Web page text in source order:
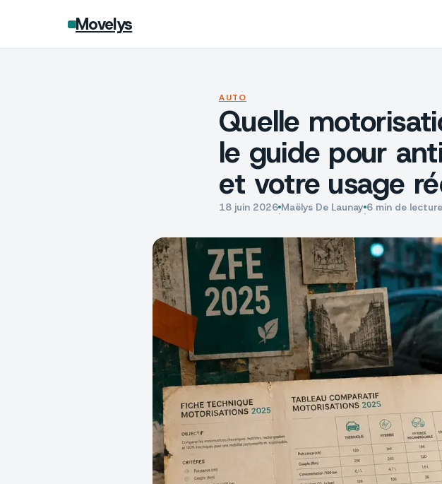
Movelys
AUTO
Quelle
le guide pour
et votre usage
18 juin 2026·Maëlys De Launay·6 min de lecture